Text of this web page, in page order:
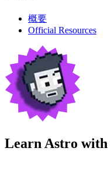
概要
Official Resources
Learn Astro with